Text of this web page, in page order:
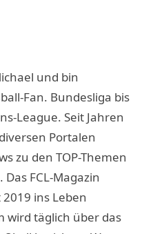
und bin
Fan. Bundesliga bis
League. Seit Jahren
Portalen
zu den TOP-Themen
FCL-Magazin
ins Leben
wird täglich über das